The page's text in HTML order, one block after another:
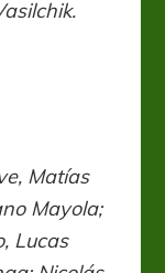
Matías
Mayola;
Lucas